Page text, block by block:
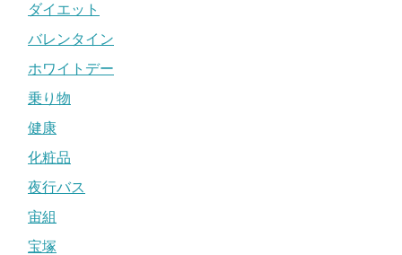
ダイエット
バレンタイン
ホワイトデー
乗り物
健康
化粧品
夜行バス
宙組
宝塚